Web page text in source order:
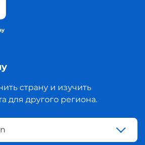
страну и изучить
для другого региона.